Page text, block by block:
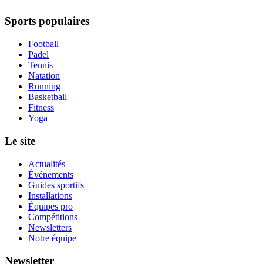
Sports populaires
Football
Padel
Tennis
Natation
Running
Basketball
Fitness
Yoga
Le site
Actualités
Événements
Guides sportifs
Installations
Équipes pro
Compétitions
Newsletters
Notre équipe
Newsletter